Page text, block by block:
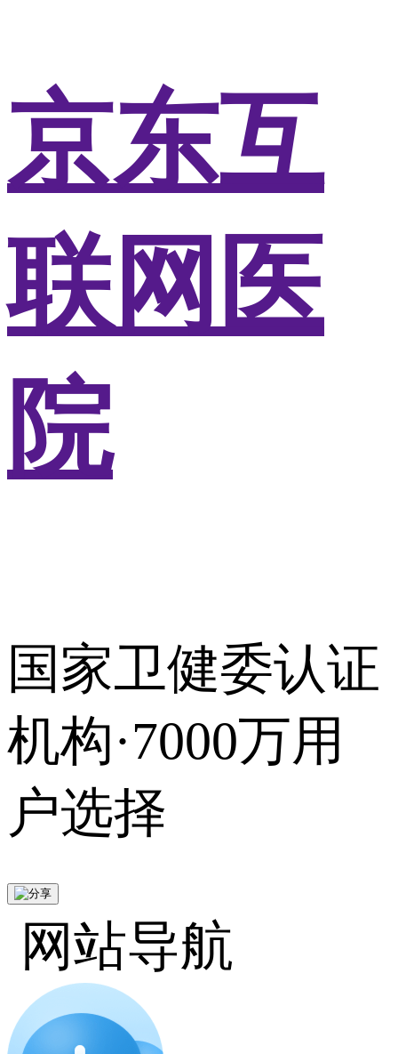
京东互
联网医
院
国家卫健委认证
机构·7000万用
户选择
网站导航